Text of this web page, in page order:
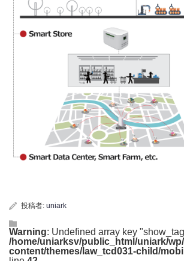
投稿者: uniark
Warning: Undefined array key
/home/uniarksv/public_html/uniark/
content/themes/law_tcd031-child/